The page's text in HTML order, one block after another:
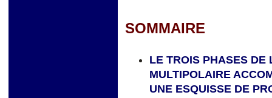
SOMMAIRE
LE TROIS PHASES DE
MULTIPOLAIRE
UNE ESQUISSE DE